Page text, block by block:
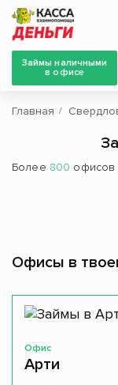
Займы наличными
в офисе
Главная
Более 800 офисов
Офисы в
Офис
Арти